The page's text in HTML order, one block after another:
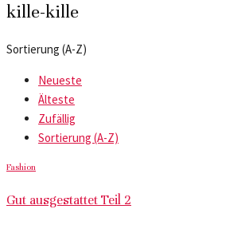
kille-kille
Sortierung (A-Z)
Neueste
Älteste
Zufällig
Sortierung (A-Z)
Fashion
Gut ausgestattet Teil 2